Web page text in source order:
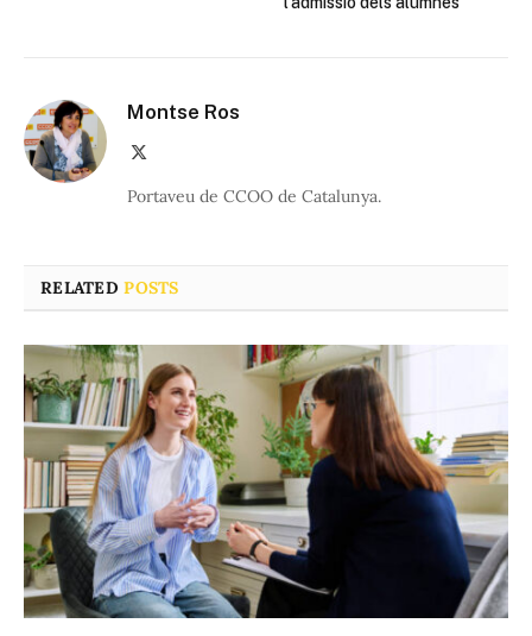
Montse Ros
Portaveu de CCOO de Catalunya.
RELATEDPOSTS